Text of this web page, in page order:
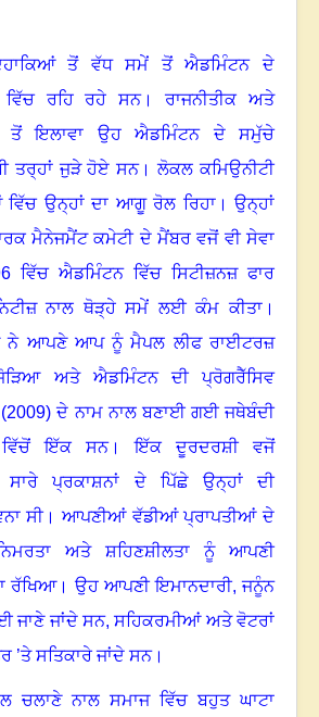
ਤੋਂ ਵੱਧ ਸਮੇਂ ਤੋਂ ਐਡਮਿੰਟਨ ਦੇ
ਵਿੱਚ ਰਹਿ ਰਹੇ ਸਨ।ਰਾਜਨੀਤੀਕ ਅਤੇ
ਤੋਂ ਇਲਾਵਾ ਉਹ ਐਡਮਿੰਟਨ ਦੇ ਸਮੁੱਚੇ
ਤਰ੍ਹਾਂ ਜੁੜੇ ਹੋਏ ਸਨ।ਲੋਕਲ ਕਮਿਉਨੀਟੀ
ਉਨ੍ਹਾਂ ਦਾ ਆਗੂ ਰੋਲ ਰਿਹਾ। ਉਨ੍ਹਾਂ
ਮੈਨੇਜਮੈਂਟ ਕਮੇਟੀ ਦੇ ਮੈਂਬਰ ਵਜੋਂ ਵੀ ਸੇਵਾ
ਵਿੱਚ ਐਡਮਿੰਟਨ ਵਿੱਚ ਸਿਟੀਜ਼ਨਜ਼ ਫਾਰ
ਨਾਲ ਥੋੜ੍ਹੇ ਸਮੇਂ ਲਈ ਕੰਮ ਕੀਤਾ ।
ਨੇ ਆਪਣੇ ਆਪ ਨੂੰ ਮੈਪਲ ਲੀਫ ਰਾਈਟਰਜ਼
ਅਤੇ ਐਡਮਿੰਟਨ ਦੀ ਪ੍ਰੋਗਰੈੱਸਿਵ
2009)ਦੇ ਨਾਮ ਨਾਲ ਬਣਾਈ ਗਈ ਜਥੇਬੰਦੀ
ਇੱਕ ਸਨ।ਇੱਕ ਦੂਰਦਰਸ਼ੀ ਵਜੋਂ
ਸਾਰੇ ਪ੍ਰਕਾਸ਼ਨਾਂ ਦੇ ਪਿੱਛੇ ਉਨ੍ਹਾਂ ਦੀ
ਸੀ।ਆਪਣੀਆਂ ਵੱਡੀਆਂ ਪ੍ਰਾਪਤੀਆਂ ਦੇ
ਅਤੇ ਸ਼ਹਿਣਸ਼ੀਲਤਾ ਨੂੰ ਆਪਣੀ
ਰੱਖਿਆ। ਉਹ ਆਪਣੀ ਇਮਾਨਦਾਰੀ,ਜਨੂੰਨ
ਜਾਣੇ ਜਾਂਦੇ ਸਨ, ਸਹਿਕਰਮੀਆਂ ਅਤੇ ਵੋਟਰਾਂ
ਸਤਿਕਾਰੇ ਜਾਂਦੇ ਸਨ।
ਚਲਾਣੇ ਨਾਲ ਸਮਾਜ ਵਿੱਚ ਬਹੁਤ ਘਾਟਾ